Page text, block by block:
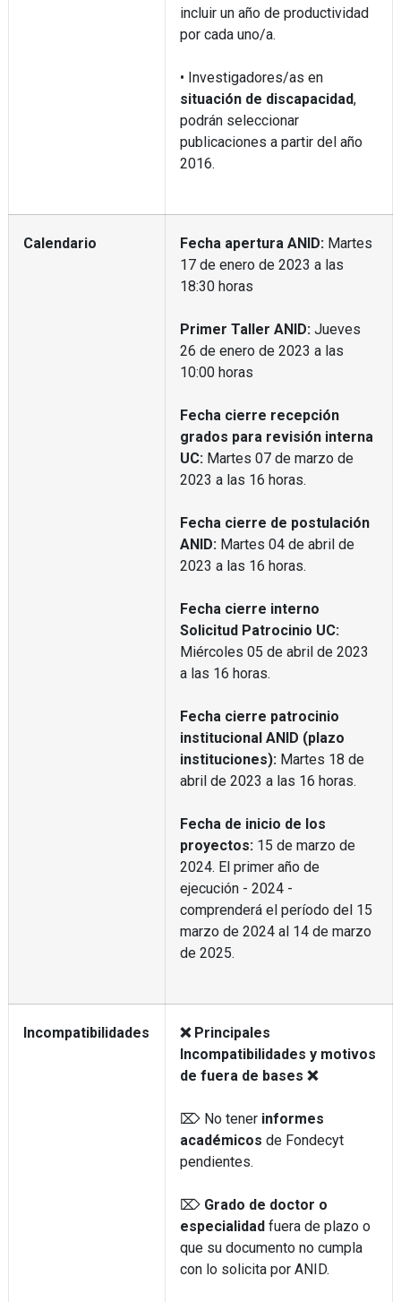
incluir un año de productividad
por cada uno/a.
• Investigadores/as en
situación de discapacidad,
podrán seleccionar
publicaciones a partir del año
2016.
Calendario Fecha apertura ANID:Martes
17 de enero de 2023 a las
18:30 horas
Primer Taller ANID:Jueves
26 de enero de 2023 a las
10:00 horas
Fecha cierre recepción
grados para revisión interna
UC:Martes 07 de marzo de
2023 a las 16 horas.
Fecha cierre de postulación
ANID:Martes 04 de abril de
2023 a las 16 horas.
Fecha cierre interno
Solicitud Patrocinio UC:
Miércoles 05 de abril de 2023
a las 16 horas.
Fecha cierre patrocinio
institucional ANID (plazo
instituciones):Martes 18 de
abril de 2023 a las 16 horas.
Fecha de inicio de los
proyectos:15 de marzo de
2024. El primer año de
ejecución - 2024 -
comprenderá el período del 15
marzo de 2024 al 14 de marzo
de 2025.
Incompatibilidades
❌ Principales
Incompatibilidades y motivos
de fuera de bases ❌
⌦ No tener informes
académicos de Fondecyt
pendientes.
⌦ Grado de doctor o
especialidadfuera de plazo o
que su documento no cumpla
con lo solicita por ANID.